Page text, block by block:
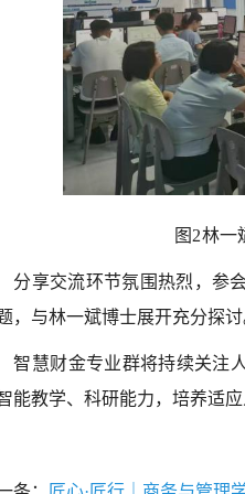
图2 林
分享交流环节氛围热烈，参
，与林一斌博士展开充分探讨
智慧财金专业群将持续关注
能教学、科研能力，培养适